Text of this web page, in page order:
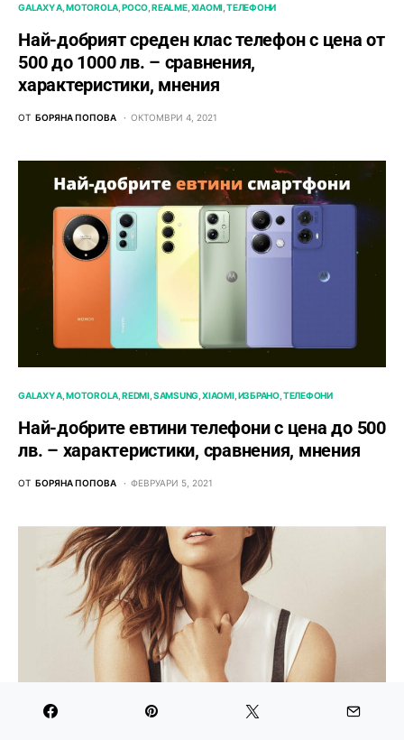
GALAXY A MOTOROLA POCO REALME XIAOMI ТЕЛЕФОНИ
Най-добрият среден клас телефон с цена от
500 до 1000 лв. – сравнения,
характеристики, мнения
ОТ БОРЯНА ПОПОВА ОКТОМВРИ 4, 2021
GALAXY A MOTOROLA REDMI SAMSUNG XIAOMI ИЗБРАНО ТЕЛЕФОНИ
Най-добрите евтини телефони с ценa до 500
лв. – характeристики, сравнения, мнения
ОТ БОРЯНА ПОПОВА ФЕВРУАРИ 5, 2021